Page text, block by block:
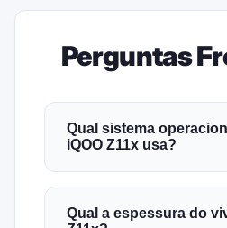
Perguntas
Qual sistema
iQOO Z11x usa?
Qual a espessura do